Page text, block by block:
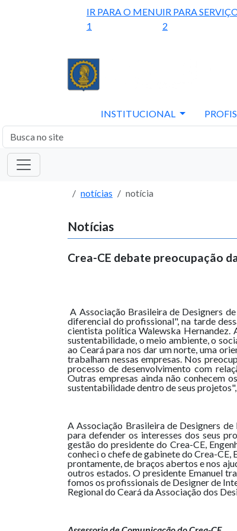
IR PARA O MENU
1
IR PARA
2
INSTITUCIONAL
notícias notícia
Notícias
Crea-CE debate preocupação
A Associação Brasileira de Designers
diferencial do profissional", na tarde
cientista política Walewska Hernandez.
sustentabilidade, o meio ambiente, o
ao Ceará para nos dar um norte, uma
trabalham nessas empresas. Nos
processo de desenvolvimento com
Outras empresas ainda não conhecem
sustentabilidade dentro de seus
A Associação Brasileira de Designers
para defender os interesses dos seus
gestão do presidente do Crea-CE,
conheci o chefe de gabinete do Crea-CE,
prontamente, de braços abertos e nos
outros estados. O presidente Emanuel
fomos os profissionais de Designer de
Regional do Ceará da Associação dos